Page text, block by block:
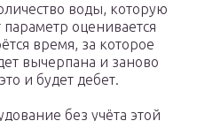
воды, которую
оценивается
время, за которое
вычерпана и заново
и будет дебет.
без учёта этой